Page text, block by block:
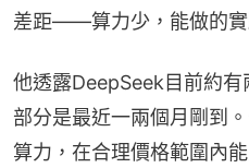
差距——算力少，能做的實
他透露DeepSeek目前約
部分是最近一兩個月剛到
算力，在合理價格範圍內